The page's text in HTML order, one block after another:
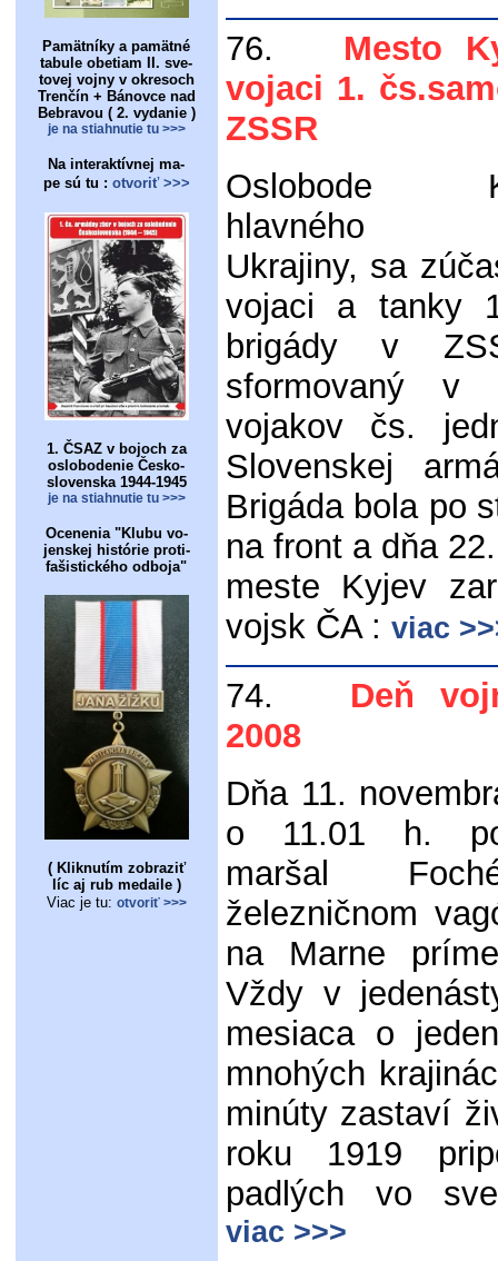
Pamätníky a pamätné
tabule obetiam II. sve-
tovej vojny v okresoch
Trenčín + Bánovce nad
Bebravou ( 2. vydanie )
je na stiahnutie tu >>>
Na interaktívnej ma-
pe sú tu : otvoriť >>>
1. ČSAZ v bojoch za
oslobodenie Česko-
slovenska 1944-1945
je na stiahnutie tu >>>
Ocenenia "Klubu vo-
jenskej histórie proti-
fašistického odboja"
( Kliknutím zobraziť
líc aj rub medaile )
Viac je tu: otvoriť >>>
76.
Mesto
vojaci 1.
ZSSR
Oslobode
hlavného
Ukrajiny, sa
vojaci a tanky
brigády v
sformovaný v
vojakov čs.
Slovenskej
Brigáda bola po
na front a dňa
meste Kyjev
vojsk ČA : viac
74.
Deň
2008
Dňa 11.
o 11.01 h.
maršal
železničnom
na Marne
Vždy v
mesiaca o
mnohých
minúty zastaví
roku 1919
padlých vo
viac >>>